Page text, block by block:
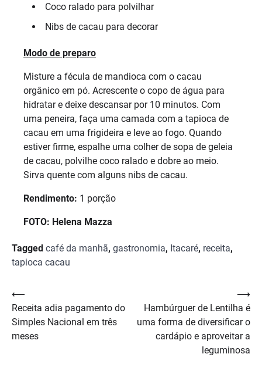
Coco ralado para polvilhar
Nibs de cacau para decorar
Modo de preparo
Misture a fécula de mandioca com o cacau
orgânico em pó. Acrescente o copo de água para
hidratar e deixe descansar por 10 minutos. Com
uma peneira, faça uma camada com a tapioca de
cacau em uma frigideira e leve ao fogo. Quando
estiver firme, espalhe uma colher de sopa de geleia
de cacau, polvilhe coco ralado e dobre ao meio.
Sirva quente com alguns nibs de cacau.
Rendimento: 1 porção
FOTO: Helena Mazza
Tagged café da manhã, gastronomia, Itacaré, receita,
tapioca cacau
Navegação
de
Post
⟵
Receita adia pagamento do
Simples Nacional em três
meses
Hambúrguer de Lentilha é
uma forma de diversificar o
cardápio e aproveitar a
leguminosa
⟶